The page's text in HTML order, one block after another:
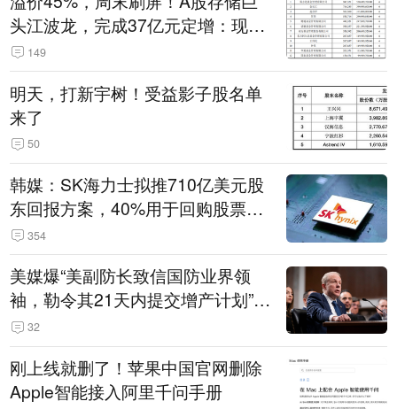
头江波龙，完成37亿元定增：现价
386.6元，定增价560元
149
明天，打新宇树！受益影子股名单
来了
50
韩媒：SK海力士拟推710亿美元股
东回报方案，40%用于回购股票，
相当于美股发行规模
354
美媒爆“美副防长致信国防业界领
袖，勒令其21天内提交增产计划”，
五角大楼回应
32
刚上线就删了！苹果中国官网删除
Apple智能接入阿里千问手册